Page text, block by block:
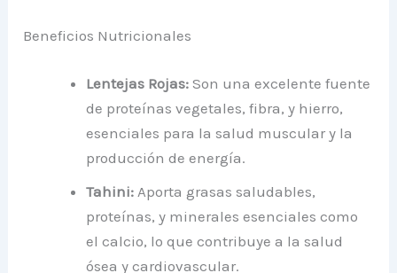
Beneficios Nutricionales
Lentejas Rojas: Son una excelente fuente
de proteínas vegetales, fibra, y hierro,
esenciales para la salud muscular y la
producción de energía.
Tahini: Aporta grasas saludables,
proteínas, y minerales esenciales como
el calcio, lo que contribuye a la salud
ósea y cardiovascular.